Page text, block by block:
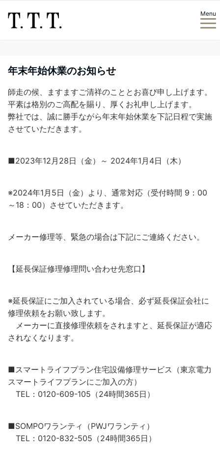
Menu
年末年始休業のお知らせ
師走の候、ますますご清祥のこととお喜び申し上げます。
平素は格別のご高配を賜り、厚くお礼申し上げます。
弊社では、誠に勝手ながら年末年始休業を下記日程で実施
させていただきます。
■2023年12月28日（金）～ 2024年1月4日（木）
※2024年1月5日（金）より、通常対応（受付時間 9：00
～18：00）させていただきます。
メーカー修理等、緊急の場合は下記にご連絡ください。
【延長保証修理修理問い合わせ先窓口】
※延長保証にご加入されている場合、必ず延長保証会社に
修理依頼をお願い致します。
メーカーに直接修理依頼をされますと、延長保証が適応
されなくなります。
■スマートライフプラン住宅設備修理サービス（東京電力
スマートライフプランにご加入の方）
TEL：0120-609-105（24時間365日）
■SOMPOワランティ（PWJワランティ）
TEL：0120-832-505（24時間365日）